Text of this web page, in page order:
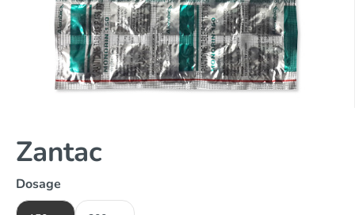
Zantac
Dosage